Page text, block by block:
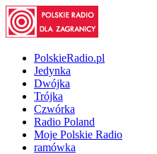
PolskieRadio.pl
Jedynka
Dwójka
Trójka
Czwórka
Radio Poland
Moje Polskie Radio
ramówka